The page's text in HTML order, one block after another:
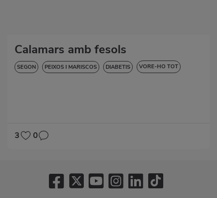
Calamars amb fesols
SEGON PEIXOS I MARISCOS DIABETIS VORE-HO TOT
3 0